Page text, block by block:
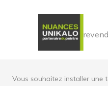
Vous souhaitez installer une